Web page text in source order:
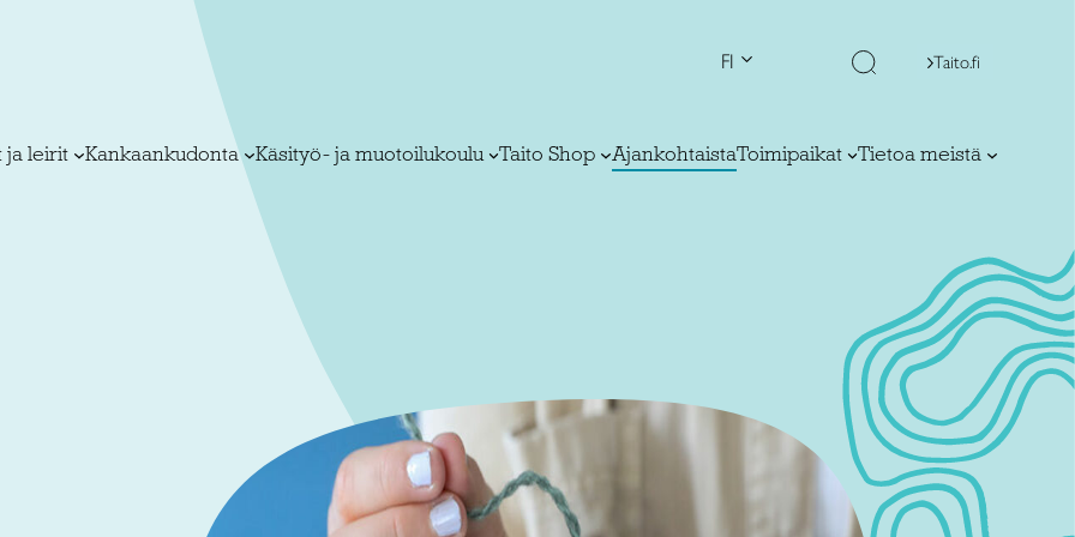
FI Taito.fi
ja leirit Kankaankudonta Käsityö- ja muotoilukoulu Taito Shop AjankohtaistaToimipaikat Tietoa meistä